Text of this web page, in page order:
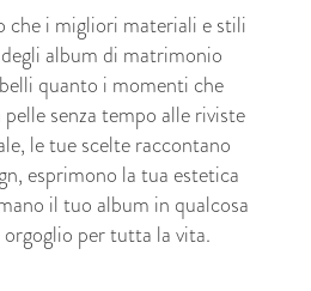
che i migliori materiali e stili
album di matrimonio
quanto i momenti che
senza tempo alle riviste
le tue scelte raccontano
esprimono la tua estetica
il tuo album in qualcosa
per tutta la vita.